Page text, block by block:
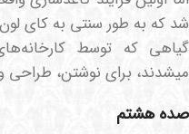
شد که به طور سنتی به کای
گیاهی که توسط
میشدند، برای نوشتن، طراحی
صده هشتم